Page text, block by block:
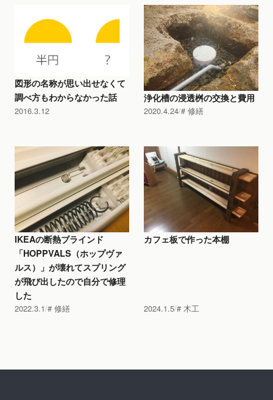
図形の名称が思い出せなくて
調べ方もわからなかった話
2016.3.12
浄化槽の浸透桝の交換と費用
2020.4.24 修繕
IKEAの断熱ブラインド
「HOPPVALS（ホップヴァ
ルス）」が壊れてスプリング
が飛び出したので自分で修理
した
2022.3.1 修繕
カフェ板で作った本棚
2024.1.5 木工